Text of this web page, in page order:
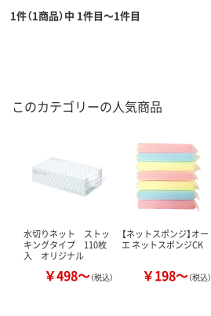
1件（1商品）中 1件目～1件目
このカテゴリーの人気商品
水切りネット ストッ
キングタイプ 110枚
入 オリジナル
￥498～（税込）
【ネットスポンジ】オー
エ ネットスポンジCK
￥198～（税込）